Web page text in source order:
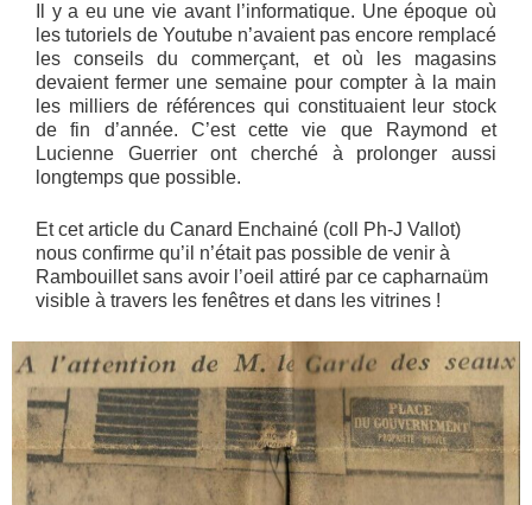
Il y a eu une vie avant l’informatique. Une époque où
les tutoriels de Youtube n’avaient pas encore remplacé
les conseils du commerçant, et où les magasins
devaient fermer une semaine pour compter à la main
les milliers de références qui constituaient leur stock
de fin d’année. C’est cette vie que Raymond et
Lucienne Guerrier ont cherché à prolonger aussi
longtemps que possible.
Et cet article du Canard Enchainé (coll Ph-J Vallot)
nous confirme qu’il n’était pas possible de venir à
Rambouillet sans avoir l’oeil attiré par ce capharnaüm
visible à travers les fenêtres et dans les vitrines !